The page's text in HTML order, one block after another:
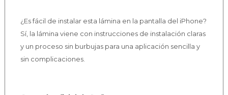
¿Es fácil de instalar esta lámina en la pantalla del iPhone?
Sí, la lámina viene con instrucciones de instalación claras
y un proceso sin burbujas para una aplicación sencilla y
sin complicaciones.